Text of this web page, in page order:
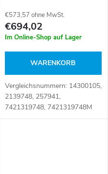
€573,57 ohne MwSt.
€694,02
Im Online-Shop auf Lager
WARENKORB
Vergleichsnummern: 14300105,
2139748, 257941,
7421319748, 7421319748M
Artikelnummer: 109080